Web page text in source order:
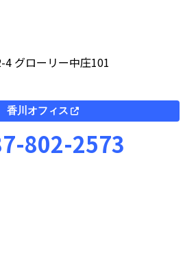
4 グローリー中庄101
香川オフィス
802-2573